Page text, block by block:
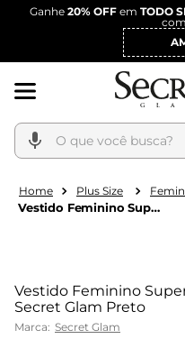
Ganhe 20% OFF em TODO
O que você busca?
Plus Size
Vestido Feminino Super
Vestido Feminino
Secret Glam Preto
Marca: Secret Glam